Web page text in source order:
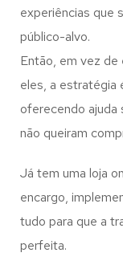
experiências que
público-alvo.
Então, em vez
eles, a estratégia
oferecendo ajuda
não queiram
Já tem uma loja
encargo,
tudo para que a
perfeita.